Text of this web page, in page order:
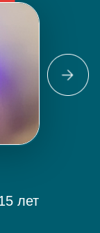
и
лет